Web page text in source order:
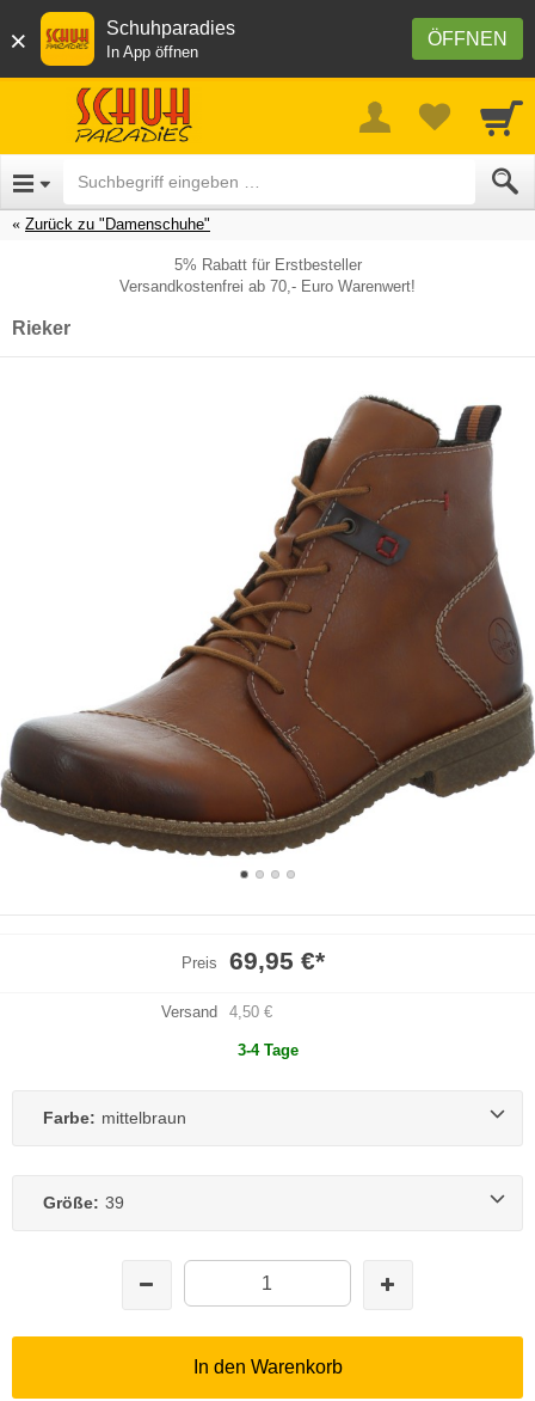
× ÖFFNEN
Schuhparadies
In App öffnen
Zurück zu "Damenschuhe"
5% Rabatt für Erstbesteller
Versandkostenfrei ab 70,- Euro Warenwert!
Rieker
Preis 69,95 €*
Versand 4,50 €
3-4 Tage
Farbe: mittelbraun
Größe: 39
In den Warenkorb